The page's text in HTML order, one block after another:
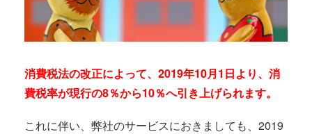
消費税法の改正によって、2019年10月1日より、消
費税率が現行の8％から10％へ引き上げられます。
これに伴い、弊社のサービスにおきましても、2019